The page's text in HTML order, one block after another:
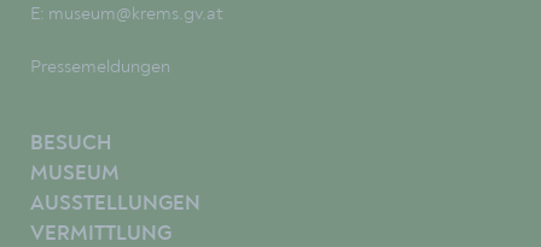
E: museum@krems.gv.at
Pressemeldungen
BESUCH
MUSEUM
AUSSTELLUNGEN
VERMITTLUNG